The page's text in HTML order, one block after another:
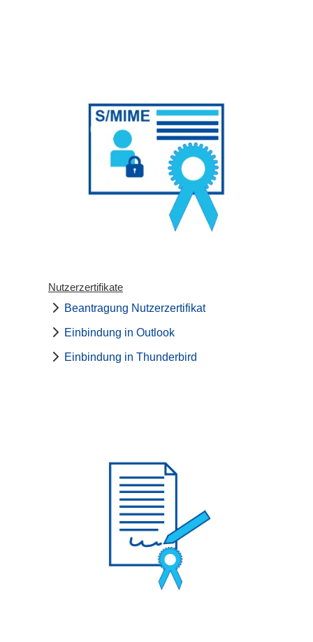
Nutzerzertifikate
Beantragung Nutzerzertifikat
Einbindung in Outlook
Einbindung in Thunderbird